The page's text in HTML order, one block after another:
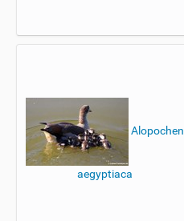
Alopochen
aegyptiaca